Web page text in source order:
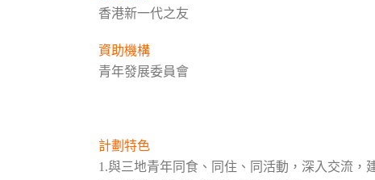
香港新一代之友
資助機構
青年發展委員會
計劃特色
1.與三地青年同食、同住、同活動，深入交流，